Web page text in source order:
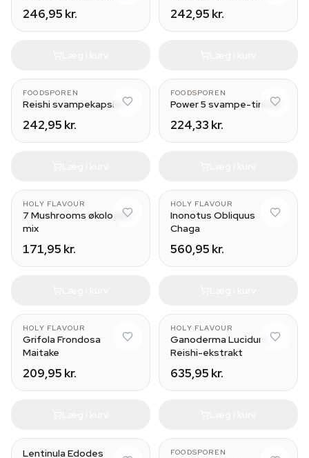
246,95 kr. 242,95 kr.
FOODSPOREN
Reishi svampekapsler
242,95 kr.
FOODSPOREN
Power 5 svampe-tinktur
224,33 kr.
HOLY FLAVOUR
7 Mushrooms økologisk
mix
171,95 kr.
HOLY FLAVOUR
Inonotus Obliquus
Chaga
560,95 kr.
HOLY FLAVOUR
Grifola Frondosa
Maitake
209,95 kr.
HOLY FLAVOUR
Ganoderma Lucidum
Reishi-ekstrakt
635,95 kr.
Lentinula Edodes
FOODSPOREN